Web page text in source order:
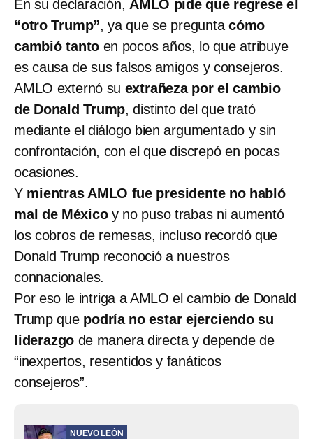
En su declaración, AMLO pide que regrese el
“otro Trump”, ya que se preguntacómo
cambió tanto en pocos años, lo que atribuye
es causa de sus falsos amigos y consejeros.
AMLO externó su extrañeza por el cambio
de Donald Trump, distinto del que trató
mediante el diálogo bien argumentado y sin
confrontación, con el que discrepó en pocas
ocasiones.
Y mientras AMLO fue presidente no habló
mal de Méxicoy no puso trabas ni aumentó
los cobros de remesas, incluso recordó que
Donald Trump reconoció a nuestros
connacionales.
Por eso le intriga a AMLO el cambio de Donald
Trump que podría no estar ejerciendo su
liderazgo de manera directa y depende de
“inexpertos, resentidos y fanáticos
consejeros”.
NUEVO LEÓN